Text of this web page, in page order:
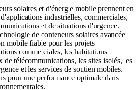
solaires et d'énergie mobile prennent en
industrielles, commerciales,
et de situations d'urgence.
de conteneurs solaires avancée
mobile fiable pour les projets
commerciales, les habitations
de télécommunications, les sites isolés, les
et les services de soutien mobiles.
pour une performance optimale dans